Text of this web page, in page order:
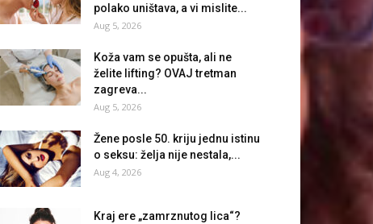
polako uništava, a vi mislite...
Aug 5, 2026
Koža vam se opušta, ali ne
želite lifting? OVAJ tretman
zagreva...
Aug 5, 2026
Žene posle 50. kriju jednu istinu
o seksu: želja nije nestala,...
Aug 4, 2026
Kraj ere „zamrznutog lica“?